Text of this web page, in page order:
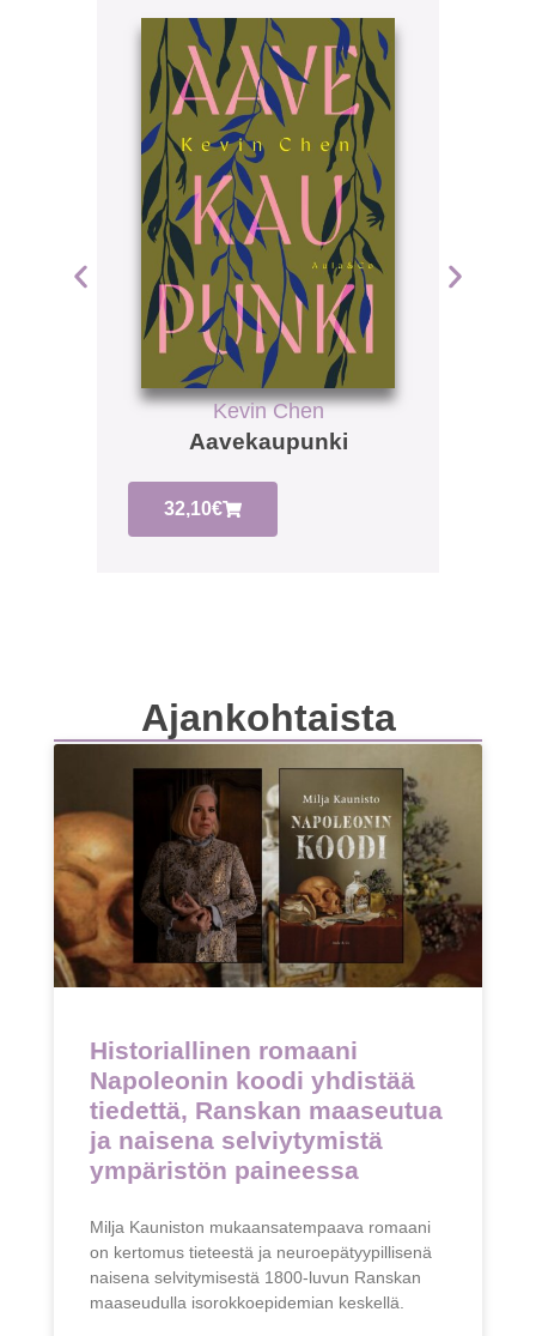
Kevin Chen
Aavekaupunki
32,10€
Ajankohtaista
Historiallinen romaani
Napoleonin koodi yhdistää
tiedettä, Ranskan maaseutua
ja naisena selviytymistä
ympäristön paineessa
Milja Kauniston mukaansatempaava romaani
on kertomus tieteestä ja neuroepätyypillisenä
naisena selvitymisestä 1800-luvun Ranskan
maaseudulla isorokkoepidemian keskellä.